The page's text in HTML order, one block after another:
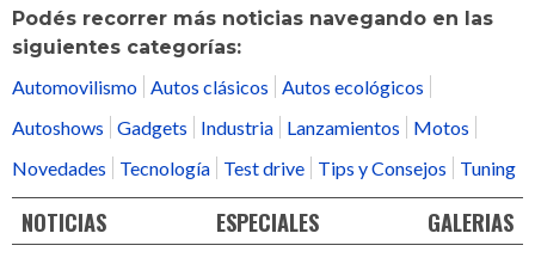
Podés recorrer más noticias navegando en las
siguientes categorías:
Automovilismo Autos clásicos
Autos ecológicos
Autoshows
Gadgets Industria Lanzamientos
Motos
Novedades
Tecnología Test drive Tips y Consejos Tuning
NOTICIAS ESPECIALES GALERIAS